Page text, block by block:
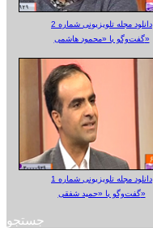
دانلود مجله تلویزیونی شماره 2
گفت‌وگو با «محمود هاشمی»
دانلود مجله تلویزیونی شماره 1
گفت‌وگو با «حمید شفقی»
جستجو